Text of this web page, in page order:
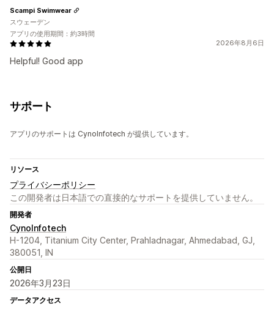
2026年8月6日
Helpful! Good app
Scampi Swimwear
スウェーデン
アプリの使用期間：約3時間
サポート
アプリのサポートは CynoInfotech が提供しています。
リソース
プライバシーポリシー
この開発者は日本語での直接的なサポートを提供していません。
開発者
CynoInfotech
H-1204, Titanium City Center, Prahladnagar, Ahmedabad, GJ,
380051, IN
公開日
2026年3月23日
データアクセス